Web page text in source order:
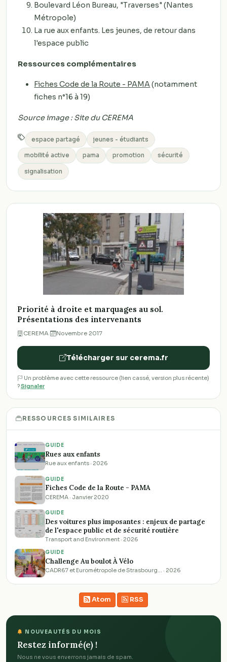
Priorité à droite et marquages au sol.
Présentations des intervenants
CEREMA· Novembre 2017
Télécharger sur cerema.fr
Un problème avec cette ressource (lien cassé, version plus récente)
?Signaler
RESSOURCES SIMILAIRES
GUIDE
Rues aux enfants
Rue aux enfants · 2026
GUIDE
Fiches Code de la Route - PAMA
CEREMA · Janvier 2020
GUIDE
Des voitures plus imposantes : enjeux de partage
de l'espace public et de sécurité routière
Transport and Environment · 2026
GUIDE
Challenge Au boulot À Vélo
CADR67 et Eurométropole de Strasbourg… · 2026
Atom RSS
NOUVEAUTÉS DU MOIS
Restez informé(e) !
Nous ne vous enverrons jamais de spam.
Boulevard Léon Bureau, "Traverses" (Nantes
Métropole)
La rue aux enfants. Les jeunes, de retour dans
l'espace public
Ressources complémentaires
Fiches Code de la Route - PAMA (notamment
fiches n°16 à 19)
Source image : Site du CEREMA
espace partagé jeunes - étudiants
mobilité active pama promotion sécurité
signalisation